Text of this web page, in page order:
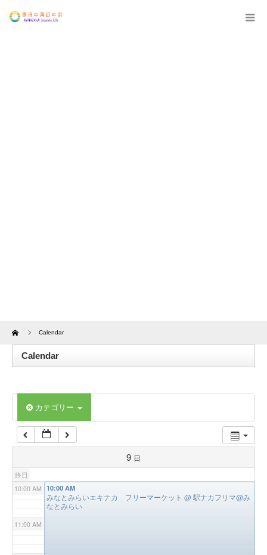
Home Calendar
Calendar
カテゴリー
9 日
終日
6:00 AM
10:00 AM
11:00 AM
10:00 AM
みなとみらいエキナカ フリーマーケット @ 駅ナカフリマ@み
なとみらい